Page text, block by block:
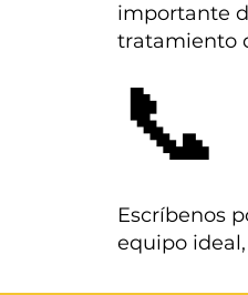
importante
tratamiento
Escríbenos
equipo